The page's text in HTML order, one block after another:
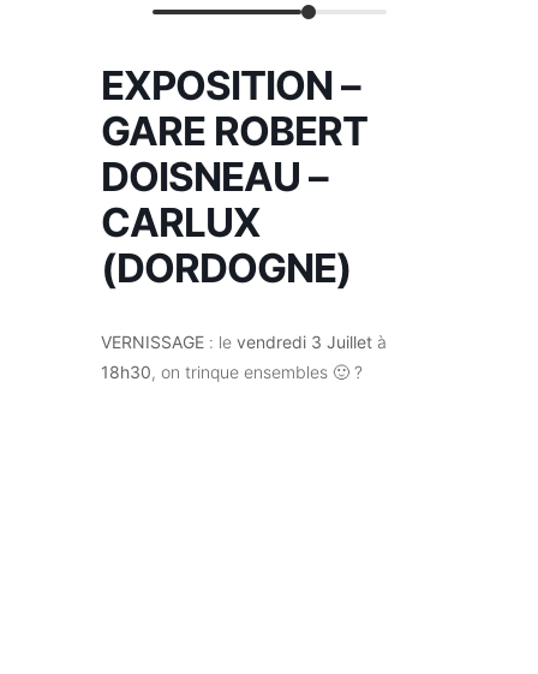
EXPOSITION –
GARE ROBERT
DOISNEAU –
CARLUX
(DORDOGNE)
VERNISSAGE : le vendredi 3 Juillet à
18h30, on trinque ensembles 🙂 ?